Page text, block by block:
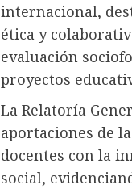
internacional,
ética y
evaluación
proyectos
La Relatoría
aportaciones de
docentes con la
social,